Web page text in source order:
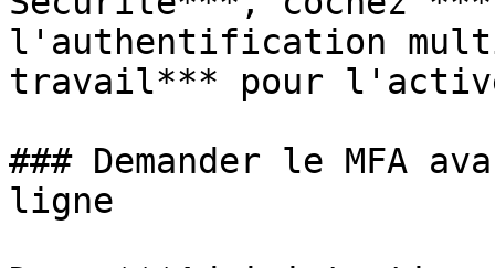
l'authentification
travail*** pour
### Demander le MFA
ligne